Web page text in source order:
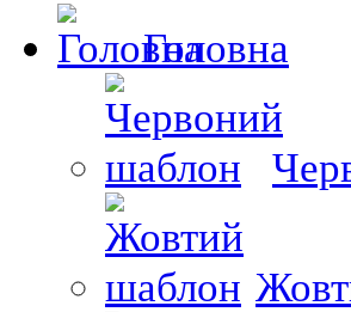
Головна